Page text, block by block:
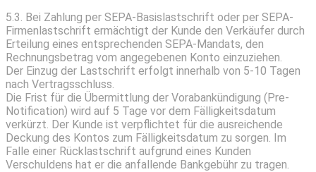
5.3. Bei Zahlung per SEPA-Basislastschrift oder per SEPA-
Firmenlastschrift ermächtigt der Kunde den Verkäufer durch
Erteilung eines entsprechenden SEPA-Mandats, den
Rechnungsbetrag vom angegebenen Konto einzuziehen.
Der Einzug der Lastschrift erfolgt innerhalb von 5-10 Tagen
nach Vertragsschluss.
Die Frist für die Übermittlung der Vorabankündigung (Pre-
Notification) wird auf 5 Tage vor dem Fälligkeitsdatum
verkürzt. Der Kunde ist verpflichtet für die ausreichende
Deckung des Kontos zum Fälligkeitsdatum zu sorgen. Im
Falle einer Rücklastschrift aufgrund eines Kunden
Verschuldens hat er die anfallende Bankgebühr zu tragen.